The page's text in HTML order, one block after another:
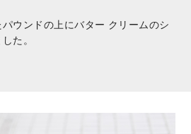
ウンドの上にバター クリームのシ
た。